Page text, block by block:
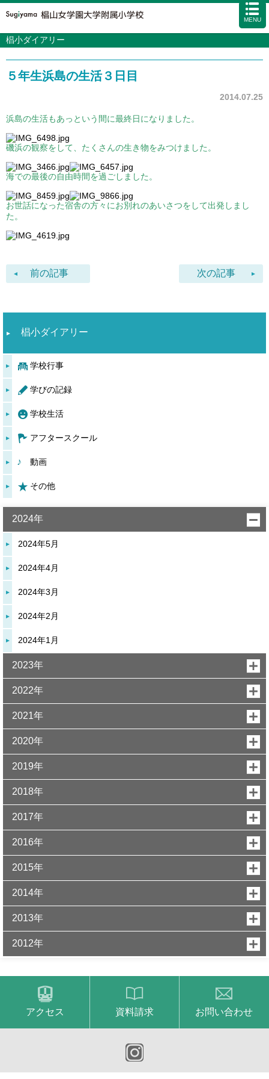
MENU
学校案内 カリキュラム
入試情報
アクセス
椙小ダイアリー
５年生浜島の生活３日目
2014.07.25
浜島の生活もあっという間に最終日になりました。
磯浜の観察をして、たくさんの生き物をみつけました。
海での最後の自由時間を過ごしました。
お世話になった宿舎の方々にお別れのあいさつをして出発しまし
た。
前の記事 次の記事
椙小ダイアリー
学校行事
学びの記録
学校生活
アフタースクール
動画
その他
2024年
2024年5月
2024年4月
2024年3月
2024年2月
2024年1月
2023年
2022年
2021年
2020年
2019年
2018年
2017年
2016年
2015年
2014年
2013年
2012年
アクセス 資料請求 お問い合わせ